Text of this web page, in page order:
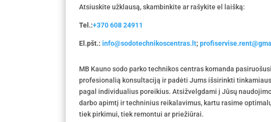
Atsiuskite užklausą, skambinkite ar rašykite el laišką:
Tel.:+370 608 24911
El.pšt.:info@sodotechnikoscentras.lt;
MB Kauno sodo parko technikos centras komanda
profesionalią konsultaciją ir padėti Jums išsirinkti
pagal individualius poreikius. Atsižvelgdami į Jūsų
darbo apimtį ir techninius reikalavimus, kartu rasime
tiek pirkimui, tiek remontui ar priežiūrai.